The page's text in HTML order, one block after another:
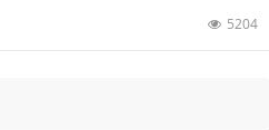
5204